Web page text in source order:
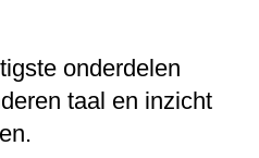
onderdelen
taal en inzicht